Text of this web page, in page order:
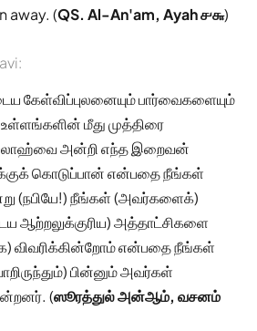
away. (QS. Al-An'am, Ayah ௪௬)
கேள்விப்புலனையும் பார்வைகளையும்
உள்ளங்களின் மீது முத்திரை
அன்றி எந்த இறைவன்
கொடுப்பான் என்பதை நீங்கள்
(நபியே!) நீங்கள் (அவர்களைக்)
ஆற்றலுக்குரிய) அத்தாட்சிகளை
விவரிக்கின்றோம் என்பதை நீங்கள்
பின்னும் அவர்கள்
(ஸூரத்துல் அன்ஆம், வசனம்